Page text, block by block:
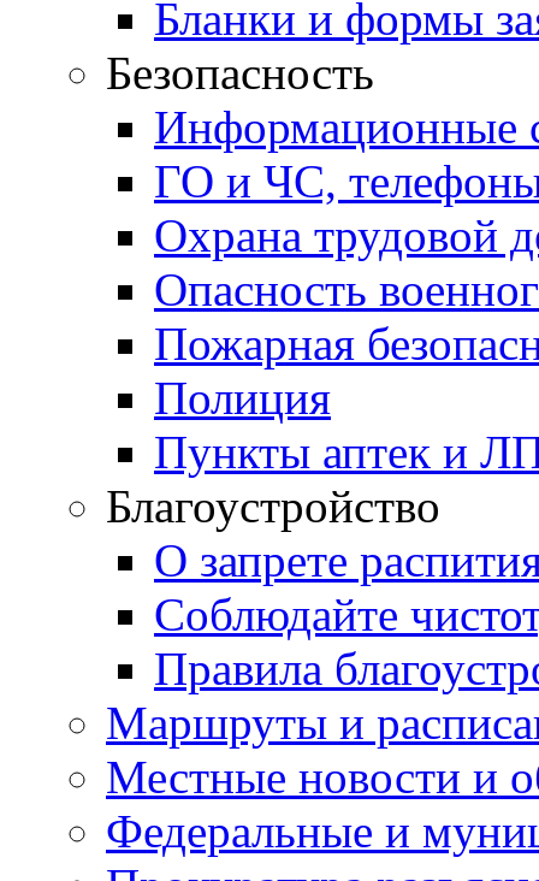
Бланки и формы
Безопасность
Информационные
ГО и ЧС,
Охрана трудовой
Опасность
Пожарная
Полиция
Пункты аптек и
Благоустройство
О запрете
Соблюдайте
Правила
Маршруты и
Местные новости и
Федеральные и